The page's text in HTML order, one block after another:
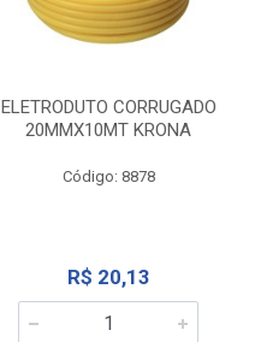
ELETRODUTO CORRUGADO
20MMX10MT KRONA
Código: 8878
R$ 20,13